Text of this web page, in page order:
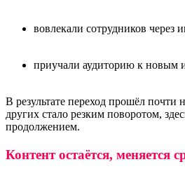
вовлекали сотрудников через
приучали аудиторию к новым
В результате переход прошёл почти
других стало резким поворотом,
продолжением.
Контент остаётся, меняется